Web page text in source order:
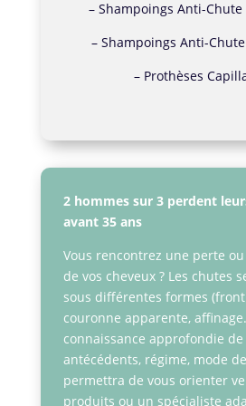
– Shampoings Anti-Chute
–Shampoings Anti-
– Prothèses
2 hommes sur 3 perdent
avant 35 ans
Vous rencontrez une perte
de vos cheveux ? Les chutes
sous différentes formes
couronne apparente,
connaissance approfondie de
antécédents, régime, mode
permettra de vous orienter
produits ou un spécialiste